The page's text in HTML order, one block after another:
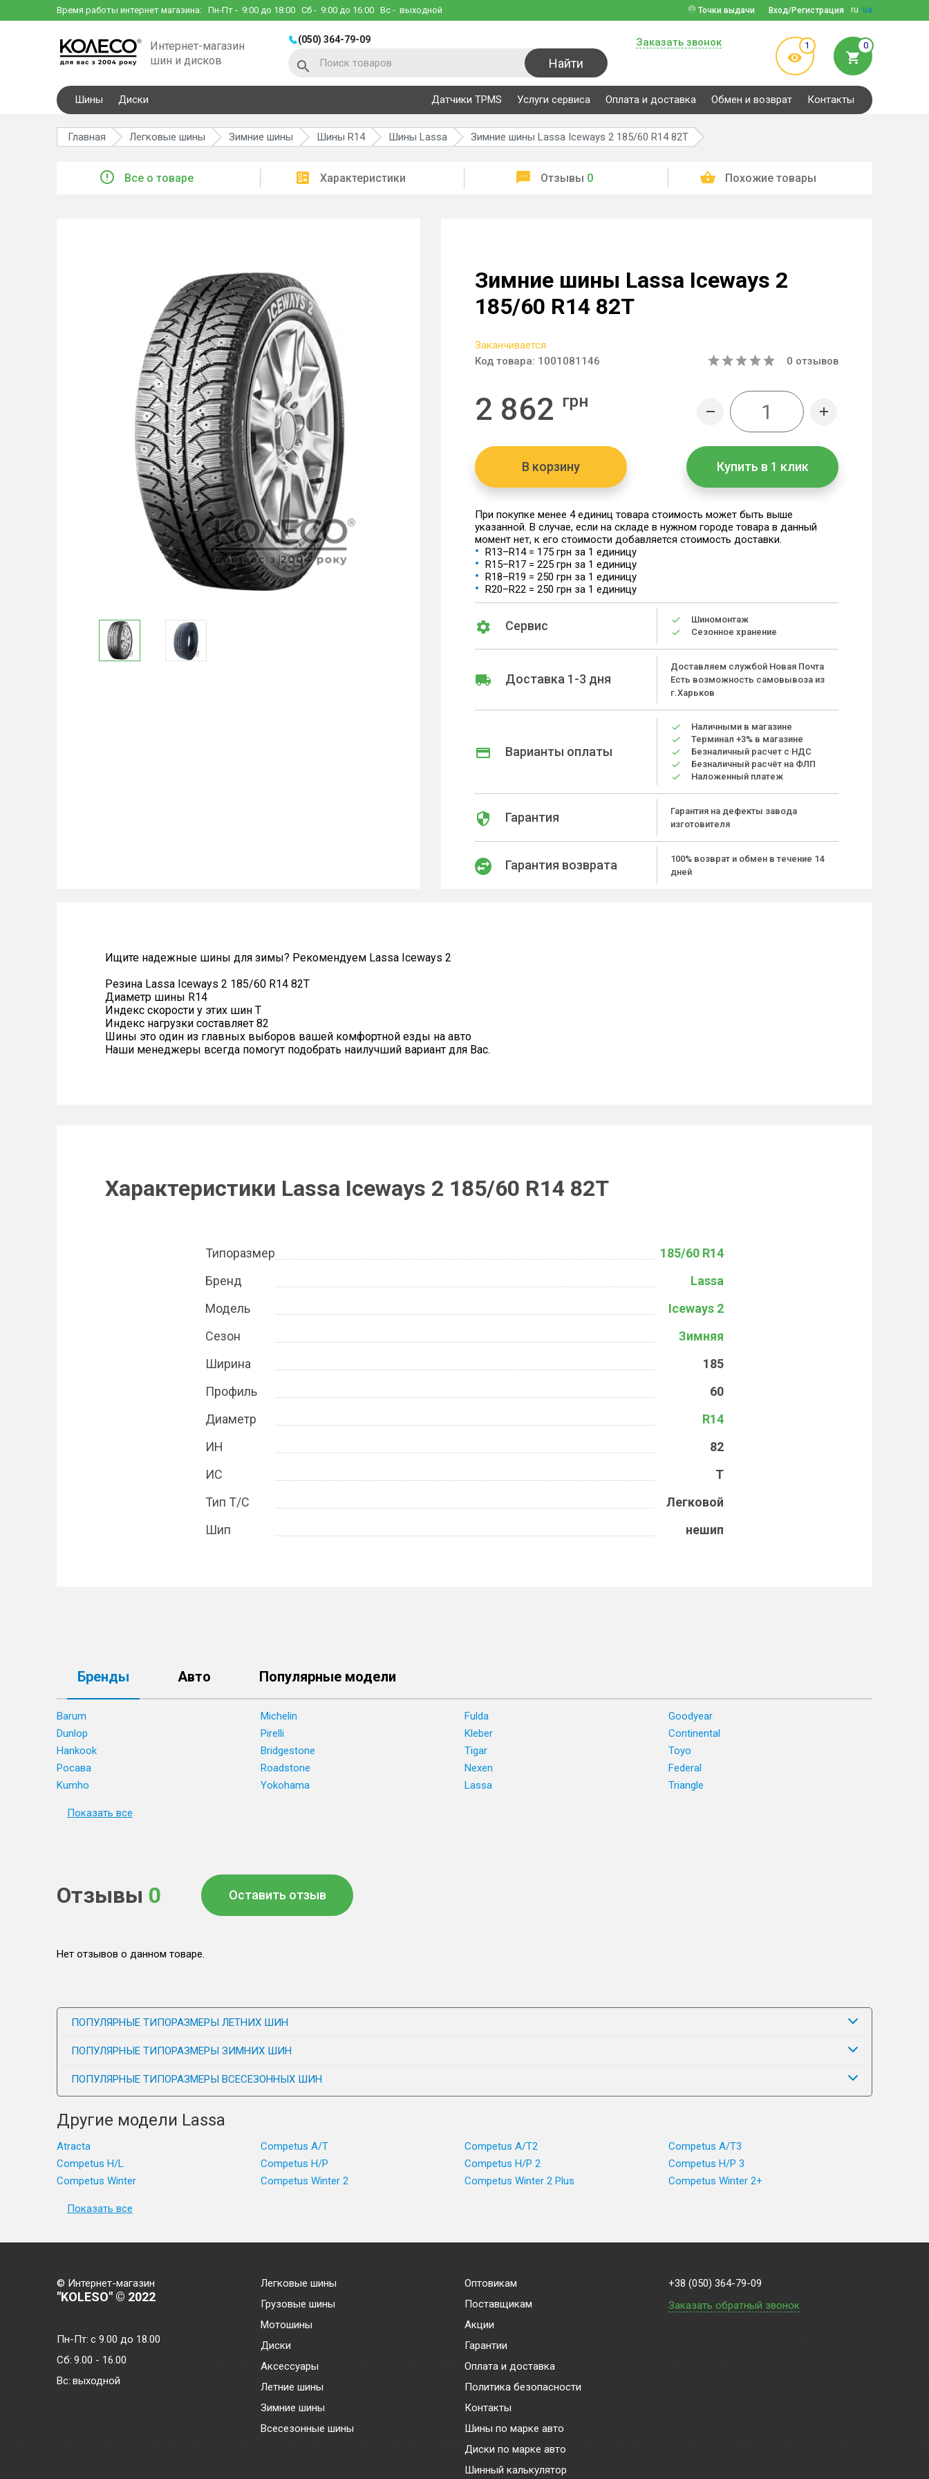
Время работы интернет магазина: Пн-Пт - 9:00 до 18:00 Сб - 9:00 до 16:00 Вс - выходной ru ua
Вход/Регистрация
Точки выдачи
Интернет-магазин
шин и дисков
(050) 364-79-09
Найти
Заказать звонок 1 0
Шины Диски Датчики TPMS Услуги сервиса Оплата и доставка Обмен и возврат Контакты
Главная Легковые шины Зимние шины Шины R14 Шины Lassa Зимние шины Lassa Iceways 2 185/60 R14 82T
Все о товаре Характеристики Отзывы 0 Похожие товары
Зимние шины Lassa Iceways 2
185/60 R14 82T
Заканчивается
Код товара: 1001081146 0 отзывов
2 862 грн
В корзину Купить в 1 клик
При покупке менее 4 единиц товара стоимость может быть выше
указанной. В случае, если на складе в нужном городе товара в данный
момент нет, к его стоимости добавляется стоимость доставки.
R13–R14 = 175 грн за 1 единицу
R15–R17 = 225 грн за 1 единицу
R18–R19 = 250 грн за 1 единицу
R20–R22 = 250 грн за 1 единицу
Сервис
Шиномонтаж
Сезонное хранение
Доставка 1-3 дня
Доставляем службой Новая Почта
Есть возможность самовывоза из
г.Харьков
Варианты оплаты
Наличными в магазине
Терминал +3% в магазине
Безналичный расчет с НДС
Безналичный расчёт на ФЛП
Наложенный платеж
Гарантия
Гарантия на дефекты завода
изготовителя
Гарантия возврата
100% возврат и обмен в течение 14
дней
Ищите надежные шины для зимы? Рекомендуем Lassa Iceways 2
Резина Lassa Iceways 2 185/60 R14 82T
Диаметр шины R14
Индекс скорости у этих шин T
Индекс нагрузки составляет 82
Шины это один из главных выборов вашей комфортной езды на авто
Наши менеджеры всегда помогут подобрать наилучший вариант для Вас.
Характеристики Lassa Iceways 2 185/60 R14 82T
Типоразмер
185/60 R14
Бренд
Lassa
Модель
Iceways 2
Сезон
Зимняя
Ширина
185
Профиль
60
Диаметр
R14
ИН
82
ИС
T
Тип Т/С
Легковой
Шип
нешип
Бренды Авто Популярные модели
Barum Michelin Fulda
Goodyear
Dunlop
Pirelli Kleber
Continental
Hankook
Bridgestone Tigar
Toyo
Росава
Roadstone Nexen
Federal
Kumho
Yokohama Lassa Triangle
Показать все
Отзывы 0 Оставить отзыв
Нет отзывов о данном товаре.
ПОПУЛЯРНЫЕ ТИПОРАЗМЕРЫ ЛЕТНИХ ШИН
ПОПУЛЯРНЫЕ ТИПОРАЗМЕРЫ ЗИМНИХ ШИН
ПОПУЛЯРНЫЕ ТИПОРАЗМЕРЫ ВСЕСЕЗОННЫХ ШИН
Другие модели Lassa
Atracta Competus A/T Competus A/T2
Competus A/T3
Competus H/L
Competus H/P Competus H/P 2
Competus H/P 3
Competus Winter
Competus Winter 2 Competus Winter 2 Plus Competus Winter 2+
Показать все
© Интернет-магазин
"KOLESO" © 2022
Пн-Пт:с 9.00 до 18.00
Сб: 9.00 - 16.00
Bc: выходной
Легковые шины
Грузовые шины
Мотошины
Диски
Аксессуары
Летние шины
Зимние шины
Всесезонные шины
Оптовикам
Поставщикам
Акции
Гарантии
Оплата и доставка
Политика безопасности
Контакты
Шины по марке авто
Диски по марке авто
Шинный калькулятор
+38 (050) 364-79-09
Заказать обратный звонок